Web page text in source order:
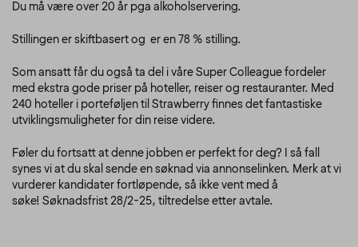
Du må være over 20 år pga alkoholservering.
Stillingen er skiftbasert og er en 78 % stilling.
Som ansatt får du også ta del i våre Super Colleague fordeler
med ekstra gode priser på hoteller, reiser og restauranter. Med
240 hoteller i porteføljen til Strawberry finnes det fantastiske
utviklingsmuligheter for din reise videre.
Føler du fortsatt at denne jobben er perfekt for deg? I så fall
synes vi at du skal sende en søknad via annonselinken. Merk at vi
vurderer kandidater fortløpende, så ikke vent med å
søke! Søknadsfrist 28/2-25, tiltredelse etter avtale.